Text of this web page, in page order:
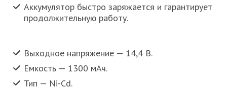
Аккумулятор быстро заряжается и гарантирует
продолжительную работу.
Выходное напряжение — 14,4 В.
Емкость — 1300 мАч.
Тип — Ni-Cd.